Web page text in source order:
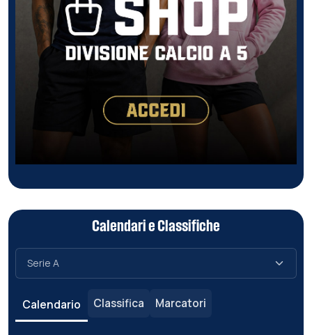
Calendari e Classifiche
Calendario Classifica Marcatori